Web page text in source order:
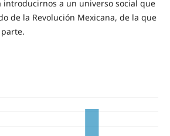
a un universo social que
de la Revolución Mexicana, de la que